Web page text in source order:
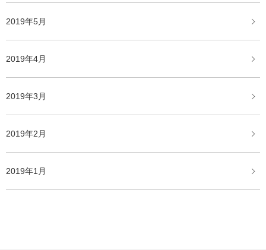
2019年5月
2019年4月
2019年3月
2019年2月
2019年1月